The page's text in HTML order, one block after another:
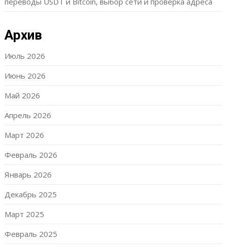
Архив
Июль 2026
Июнь 2026
Май 2026
Апрель 2026
Март 2026
Февраль 2026
Январь 2026
Декабрь 2025
Март 2025
Февраль 2025